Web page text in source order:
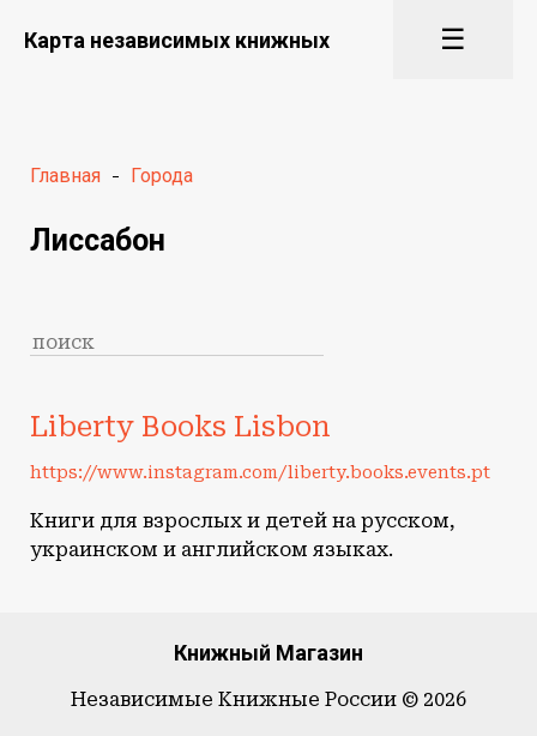
Карта независимых книжных ☰
Главная - Города
Лиссабон
Liberty Books Lisbon
https://www.instagram.com/liberty.books.events.pt
Книги для взрослых и детей на русском,
украинском и английском языках.
Книжный Магазин
Независимые Книжные России © 2026